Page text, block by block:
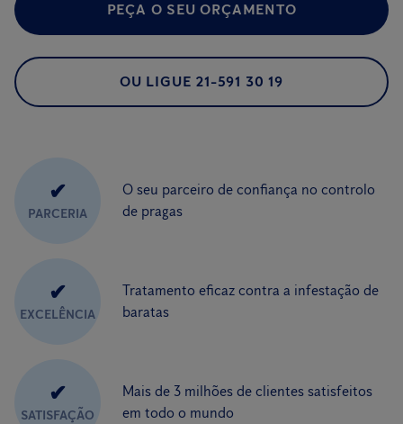
PEÇA O SEU ORÇAMENTO
OU LIGUE 21-591 30 19
✔
PARCERIA
O seu parceiro de confiança no controlo
de pragas
✔
EXCELÊNCIA
Tratamento eficaz contra a infestação de
baratas
✔
SATISFAÇÃO
Mais de 3 milhões de clientes satisfeitos
em todo o mundo